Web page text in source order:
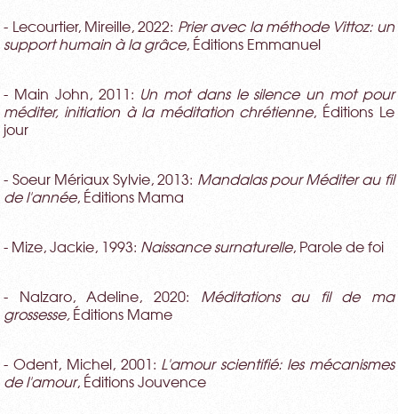
- Lecourtier, Mireille, 2022: Prier avec la méthode Vittoz: un
support humain à la grâce, Éditions Emmanuel
- Main John, 2011: Un mot dans le silence un mot pour
méditer, initiation à la méditation chrétienne, Éditions Le
jour
- Soeur Mériaux Sylvie, 2013: Mandalas pour Méditer au fil
de l'année, Éditions Mama
- Mize, Jackie, 1993: Naissance surnaturelle, Parole de foi
- Nalzaro, Adeline, 2020: Méditations au fil de ma
grossesse,Éditions Mame
- Odent, Michel, 2001: L'amour scientifié: les mécanismes
de l'amour, Éditions Jouvence